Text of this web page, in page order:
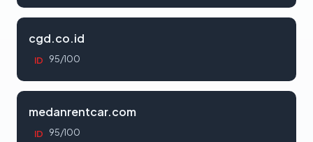
cgd.co.id
ID 95/100
medanrentcar.com
ID 95/100